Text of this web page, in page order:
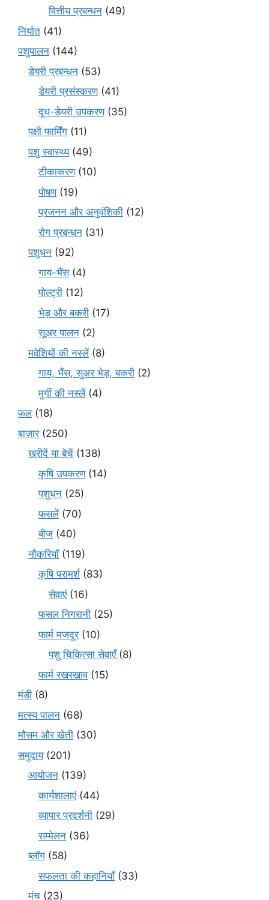
वित्तीय प्रबन्धन (49)
निर्यात (41)
पशुपालन (144)
डेयरी प्रबन्धन (53)
डेयरी प्रसंस्करण(41)
दूध-डेयरी उपकरण(35)
पक्षी फार्मिंग (11)
पशु स्वास्थ्य(49)
टीकाकरण(10)
पोषण(19)
प्रजनन और अनुवंशिकी (12)
रोग प्रबन्धन (31)
पशुधन (92)
गाय-भैंस(4)
पोल्ट्री (12)
भेड़ और बकरी (17)
सूअर पालन (2)
मवेशियों की नस्लें(8)
गाय, भैंस, सुअर भेड़, बकरी (2)
मुर्गी की नस्लें(4)
फल(18)
बाज़ार(250)
खरीदें या बेचें (138)
कृषि उपकरण(14)
पशुधन (25)
फसलें(70)
बीज (40)
नौकरियाँ(119)
कृषि परामर्श(83)
सेवाएं(16)
फसल निगरानी (25)
फार्म मजदूर(10)
पशु चिकित्सा सेवाएँ(8)
फार्म रखरखाव(15)
मंडी (8)
मत्स्य पालन (68)
मौसम और खेती (30)
समुदाय(201)
आयोजन (139)
कार्यशालाएं(44)
व्यापार प्रदर्शनी (29)
सम्मेलन (36)
ब्लॉग (58)
सफलता की कहानियाँ(33)
मंच (23)